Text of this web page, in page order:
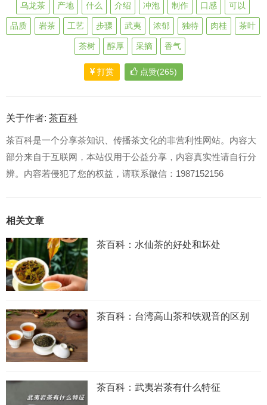
乌龙茶 产地 什么 介绍 冲泡 制作 口感 可以
品质 岩茶 工艺 步骤 武夷 浓郁 独特 肉桂 茶叶
茶树 醇厚 采摘 香气
打赏 点赞(265)
关于作者: 茶百科
茶百科是一个分享茶知识、传播茶文化的非营利性网站。内容大
部分来自于互联网，本站仅用于公益分享，内容真实性请自行分
辨。内容若侵犯了您的权益，请联系微信：1987152156
相关文章
茶百科：水仙茶的好处和坏处
茶百科：台湾高山茶和铁观音的区别
茶百科：武夷岩茶有什么特征